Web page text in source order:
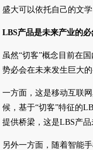
盛大可以依托自己的文
LBS产品是未来产业的必
虽然“切客”概念目前在
势必会在未来发生巨大
一方面，这是移动互联
候，基于“切客”特征的
提供桥梁，这是LBS产
另外一方面，随着智能